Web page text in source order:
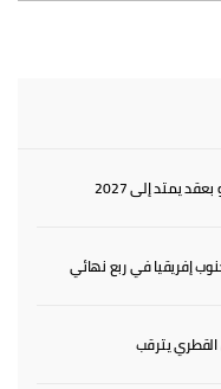
يمتد إلى 2027
إفريقيا في ربع نهائي
القطري يترقب